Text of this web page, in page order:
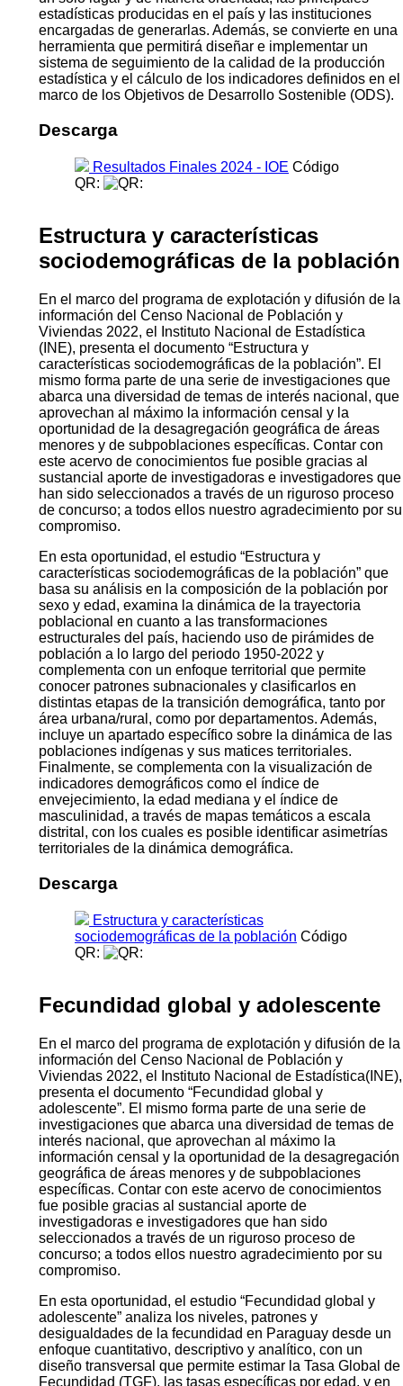
estadísticas producidas en el país y las instituciones
encargadas de generarlas. Además, se convierte en una
herramienta que permitirá diseñar e implementar un
sistema de seguimiento de la calidad de la producción
estadística y el cálculo de los indicadores definidos en el
marco de los Objetivos de Desarrollo Sostenible (ODS).
Descarga
Resultados Finales 2024 - IOE Código
QR:
Estructura y características
sociodemográficas de la población
En el marco del programa de explotación y difusión de la
información del Censo Nacional de Población y
Viviendas 2022, el Instituto Nacional de Estadística
(INE), presenta el documento “Estructura y
características sociodemográficas de la población”. El
mismo forma parte de una serie de investigaciones que
abarca una diversidad de temas de interés nacional, que
aprovechan al máximo la información censal y la
oportunidad de la desagregación geográfica de áreas
menores y de subpoblaciones específicas. Contar con
este acervo de conocimientos fue posible gracias al
sustancial aporte de investigadoras e investigadores que
han sido seleccionados a través de un riguroso proceso
de concurso; a todos ellos nuestro agradecimiento por su
compromiso.
En esta oportunidad, el estudio “Estructura y
características sociodemográficas de la población” que
basa su análisis en la composición de la población por
sexo y edad, examina la dinámica de la trayectoria
poblacional en cuanto a las transformaciones
estructurales del país, haciendo uso de pirámides de
población a lo largo del periodo 1950-2022 y
complementa con un enfoque territorial que permite
conocer patrones subnacionales y clasificarlos en
distintas etapas de la transición demográfica, tanto por
área urbana/rural, como por departamentos. Además,
incluye un apartado específico sobre la dinámica de las
poblaciones indígenas y sus matices territoriales.
Finalmente, se complementa con la visualización de
indicadores demográficos como el índice de
envejecimiento, la edad mediana y el índice de
masculinidad, a través de mapas temáticos a escala
distrital, con los cuales es posible identificar asimetrías
territoriales de la dinámica demográfica.
Descarga
Estructura y características
sociodemográficas de la población Código
QR:
Fecundidad global y adolescente
En el marco del programa de explotación y difusión de la
información del Censo Nacional de Población y
Viviendas 2022, el Instituto Nacional de Estadística(INE),
presenta el documento “Fecundidad global y
adolescente”. El mismo forma parte de una serie de
investigaciones que abarca una diversidad de temas de
interés nacional, que aprovechan al máximo la
información censal y la oportunidad de la desagregación
geográfica de áreas menores y de subpoblaciones
específicas. Contar con este acervo de conocimientos
fue posible gracias al sustancial aporte de
investigadoras e investigadores que han sido
seleccionados a través de un riguroso proceso de
concurso; a todos ellos nuestro agradecimiento por su
compromiso.
En esta oportunidad, el estudio “Fecundidad global y
adolescente” analiza los niveles, patrones y
desigualdades de la fecundidad en Paraguay desde un
enfoque cuantitativo, descriptivo y analítico, con un
diseño transversal que permite estimar la Tasa Global de
Fecundidad (TGF), las tasas específicas por edad, y en